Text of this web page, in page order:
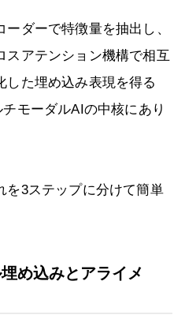
ダーで特徴量を抽出し、
スアテンション機構で相互
した埋め込み表現を得る
モーダルAIの中核にあり
を3ステップに分けて簡単
め込みとアライメ